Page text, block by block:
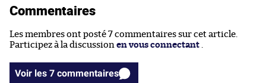
Commentaires
Les membres ont posté 7 commentaires sur cet article.
Participez à la discussion en vous connectant
Voir les 7 commentaires